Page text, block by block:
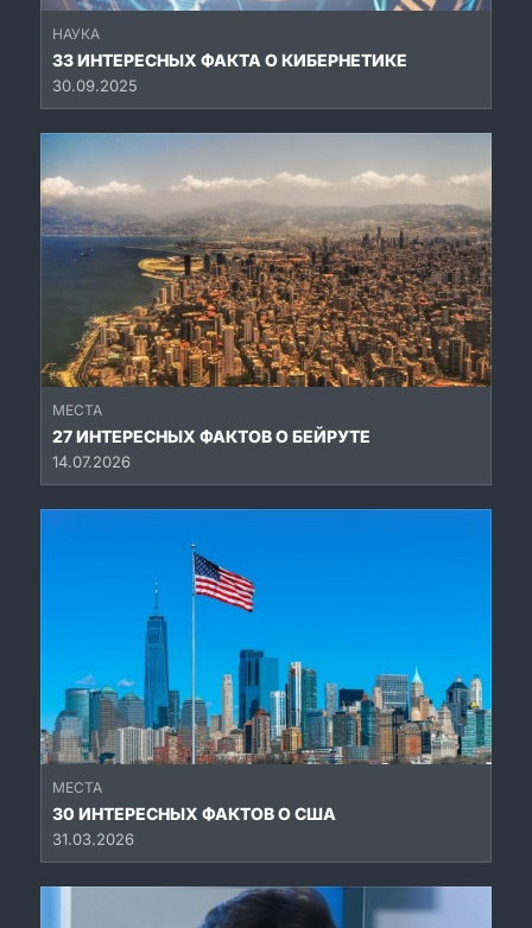
НАУКА
33 ИНТЕРЕСНЫХ ФАКТА О КИБЕРНЕТИКЕ
30.09.2025
МЕСТА
27 ИНТЕРЕСНЫХ ФАКТОВ О БЕЙРУТЕ
14.07.2026
МЕСТА
30 ИНТЕРЕСНЫХ ФАКТОВ О США
31.03.2026